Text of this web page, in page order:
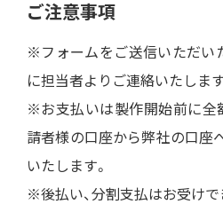
ご注意事項
※フォームをご送信いただいた
に担当者よりご連絡いたします
※お支払いは製作開始前に全
請者様の口座から弊社の口座
いたします。
※後払い、分割支払はお受けで